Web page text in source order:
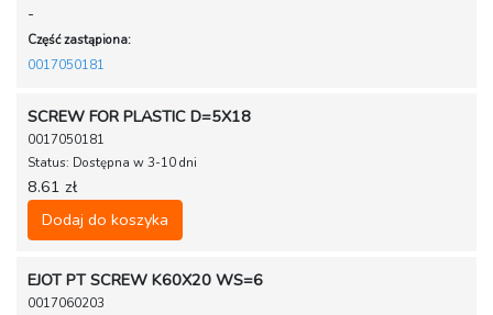
-
Część zastąpiona:
0017050181
SCREW FOR PLASTIC D=5X18
0017050181
Status: Dostępna w 3-10 dni
8.61 zł
Dodaj do koszyka
EJOT PT SCREW K60X20 WS=6
0017060203